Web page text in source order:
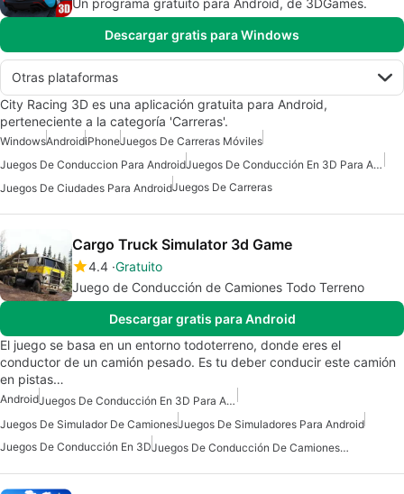
Un programa gratuito para Android, de 3DGames.
Descargar gratis para Windows
Otras plataformas
City Racing 3D es una aplicación gratuita para Android,
perteneciente a la categoría 'Carreras'.
WindowsAndroidiPhoneJuegos De Carreras Móviles
Juegos De Conduccion Para Android
Juegos De Conducción En 3D Para Android
Juegos De Ciudades Para AndroidJuegos De Carreras
Cargo Truck Simulator 3d Game
4.4 Gratuito
Juego de Conducción de Camiones Todo Terreno
Descargar gratis para Android
El juego se basa en un entorno todoterreno, donde eres el
conductor de un camión pesado. Es tu deber conducir este camión
en pistas…
Android
Juegos De Conducción En 3D Para Android
Juegos De Simulador De CamionesJuegos De Simuladores Para Android
Juegos De Conducción En 3D
Juegos De Conducción De Camiones Gratis